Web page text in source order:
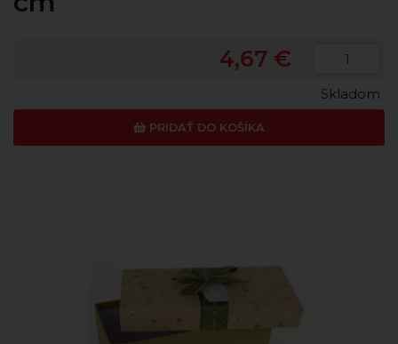
4,67 €
PRIDAŤ DO KOŠÍKA
Skladom